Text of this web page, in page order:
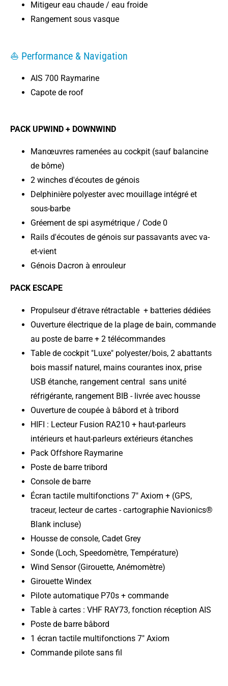
Mitigeur eau chaude / eau froide
Rangement sous vasque
⛵ Performance & Navigation
AIS 700 Raymarine
Capote de roof
PACK UPWIND + DOWNWIND
Manœuvres ramenées au cockpit (sauf balancine
de bôme)
2 winches d'écoutes de génois
Delphinière polyester avec mouillage intégré et
sous-barbe
Gréement de spi asymétrique / Code 0
Rails d'écoutes de génois sur passavants avec va-
et-vient
Génois Dacron à enrouleur
PACK ESCAPE
Propulseur d'étrave rétractable + batteries dédiées
Ouverture électrique de la plage de bain, commande
au poste de barre + 2 télécommandes
Table de cockpit "Luxe" polyester/bois, 2 abattants
bois massif naturel, mains courantes inox, prise
USB étanche, rangement central sans unité
réfrigérante, rangement BIB - livrée avec housse
Ouverture de coupée à bâbord et à tribord
HIFI : Lecteur Fusion RA210 + haut-parleurs
intérieurs et haut-parleurs extérieurs étanches
Pack Offshore Raymarine
Poste de barre tribord
Console de barre
Écran tactile multifonctions 7" Axiom + (GPS,
traceur, lecteur de cartes - cartographie Navionics®
Blank incluse)
Housse de console, Cadet Grey
Sonde (Loch, Speedomètre, Température)
Wind Sensor (Girouette, Anémomètre)
Girouette Windex
Pilote automatique P70s + commande
Table à cartes : VHF RAY73, fonction réception AIS
Poste de barre bâbord
1 écran tactile multifonctions 7" Axiom
Commande pilote sans fil